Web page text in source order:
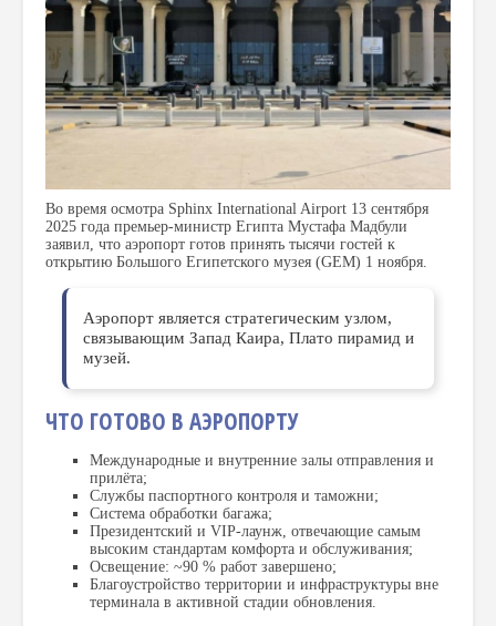
Во время осмотра Sphinx International Airport 13 сентября
2025 года премьер-министр Египта Мустафа Мадбули
заявил, что аэропорт готов принять тысячи гостей к
открытию Большого Египетского музея (GEM) 1 ноября.
Аэропорт является стратегическим узлом,
связывающим Запад Каира, Плато пирамид и
музей.
ЧТО ГОТОВО В АЭРОПОРТУ
Международные и внутренние залы отправления и
прилёта;
Службы паспортного контроля и таможни;
Система обработки багажа;
Президентский и VIP-лаунж, отвечающие самым
высоким стандартам комфорта и обслуживания;
Освещение: ~90 % работ завершено;
Благоустройство территории и инфраструктуры вне
терминала в активной стадии обновления.